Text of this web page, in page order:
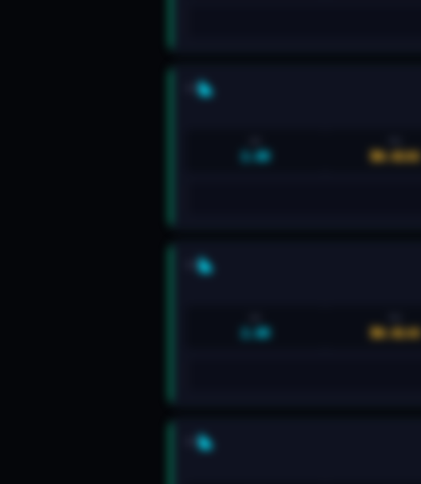
5/5
$0.0192
2.6R
5/5
$0.0143
2.6R
5/5